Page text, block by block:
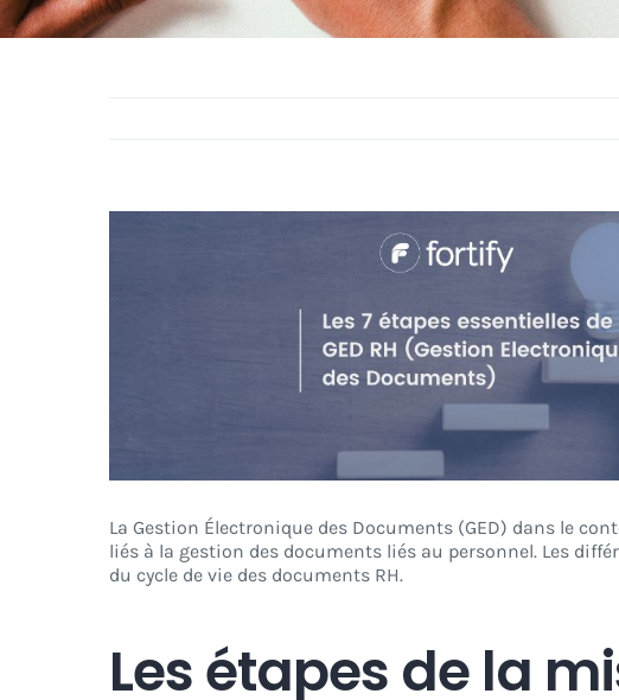
La Gestion Électronique des Documents (GED) dans le
liés à la gestion des documents liés au personnel. Les
du cycle de vie des documents RH.
Les étapes de la